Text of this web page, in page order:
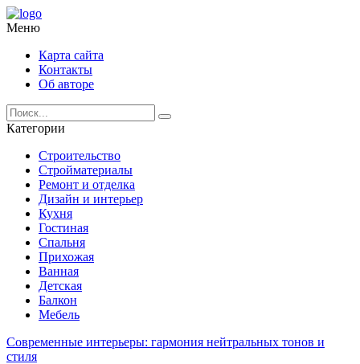
Меню
Карта сайта
Контакты
Об авторе
Категории
Строительство
Стройматериалы
Ремонт и отделка
Дизайн и интерьер
Кухня
Гостиная
Спальня
Прихожая
Ванная
Детская
Балкон
Мебель
Современные интерьеры: гармония нейтральных тонов и
стиля